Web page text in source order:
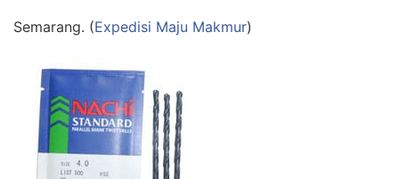
Semarang. (Expedisi Maju Makmur)